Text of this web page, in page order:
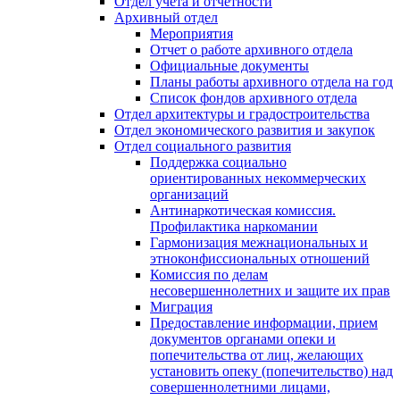
Архивный отдел
Мероприятия
Отчет о работе архивного отдела
Официальные документы
Планы работы архивного отдела на год
Список фондов архивного отдела
Отдел архитектуры и градостроительства
Отдел экономического развития и закупок
Отдел социального развития
Поддержка социально
ориентированных некоммерческих
организаций
Антинаркотическая комиссия.
Профилактика наркомании
Гармонизация межнациональных и
этноконфиссиональных отношений
Комиссия по делам
несовершеннолетних и защите их прав
Миграция
Предоставление информации, прием
документов органами опеки и
попечительства от лиц, желающих
установить опеку (попечительство) над
совершеннолетними лицами,